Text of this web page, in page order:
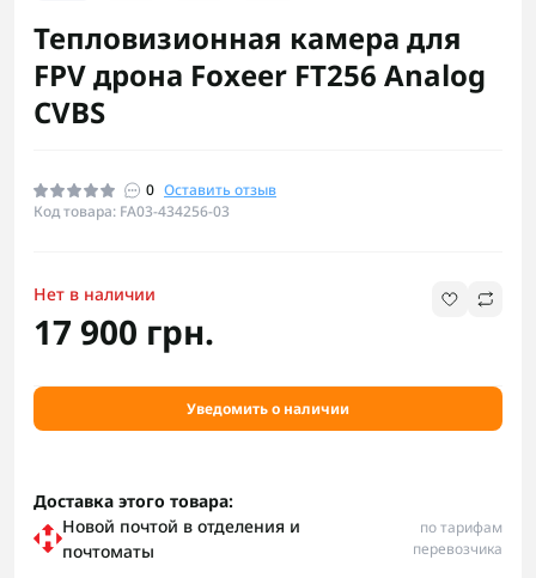
Тепловизионная камера для
FPV дрона Foxeer FT256 Analog
CVBS
0 Оставить отзыв
Код товара: FA03-434256-03
Нет в наличии
17 900 грн.
Уведомить о наличии
Доставка этого товара:
Новой почтой в отделения и
почтоматы
по тарифам
перевозчика